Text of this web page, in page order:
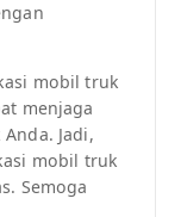
mobil truk
menjaga
Jadi,
mobil truk
Semoga